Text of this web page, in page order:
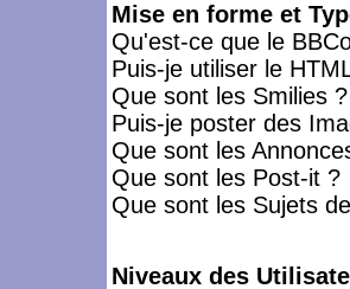
Mise en forme et
Qu'est-ce que le
Puis-je utiliser le
Que sont les Smilies ?
Puis-je poster des
Que sont les
Que sont les Post-it ?
Que sont les Sujets
Niveaux des